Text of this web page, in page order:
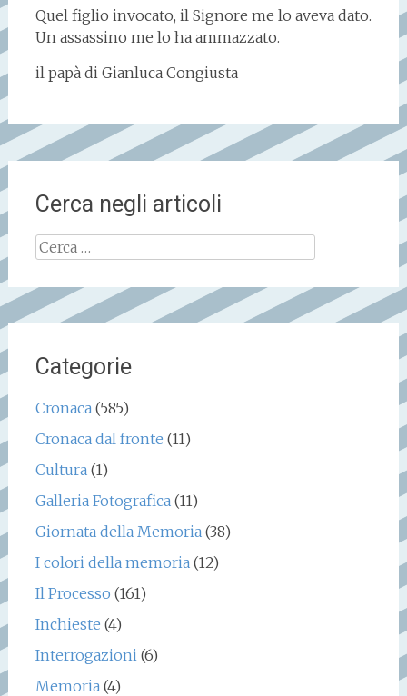
Quel figlio invocato, il Signore me lo aveva dato.
Un assassino me lo ha ammazzato.
il papà di Gianluca Congiusta
Cerca negli articoli
Ricerca
Categorie
Cronaca(585)
Cronaca dal fronte (11)
Cultura(1)
Galleria Fotografica(11)
Giornata della Memoria(38)
I colori della memoria(12)
Il Processo (161)
Inchieste (4)
Interrogazioni(6)
Memoria(4)